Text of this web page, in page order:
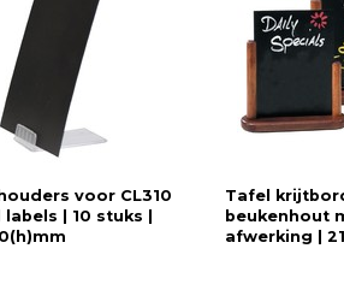
voor CL310
| 10 stuks |
Tafel
beukenhout
afwerking |